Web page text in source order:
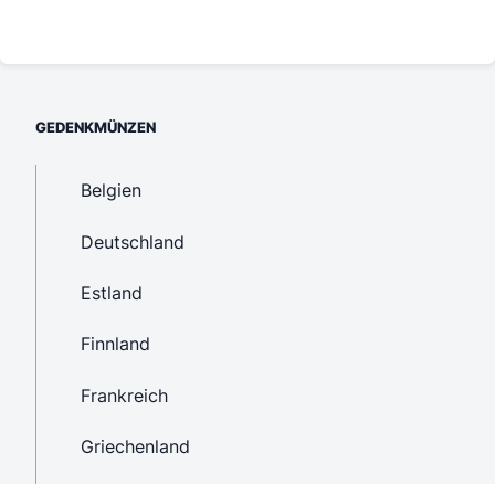
GEDENKMÜNZEN
Belgien
Deutschland
Estland
Finnland
Frankreich
Griechenland